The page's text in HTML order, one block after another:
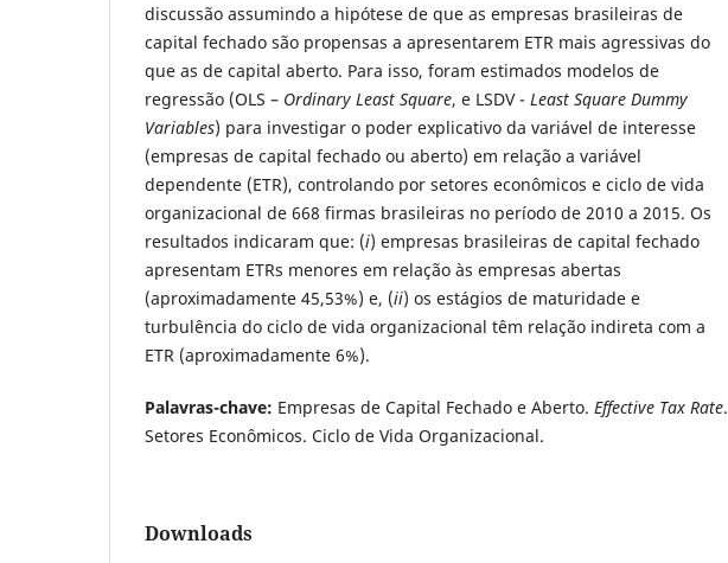
discussão assumindo a hipótese de que as empresas brasileiras de
capital fechado são propensas a apresentarem ETR mais agressivas do
que as de capital aberto. Para isso, foram estimados modelos de
regressão (OLS – Ordinary Least Square, e LSDV - Least Square Dummy
Variables) para investigar o poder explicativo da variável de interesse
(empresas de capital fechado ou aberto) em relação a variável
dependente (ETR), controlando por setores econômicos e ciclo de vida
organizacional de 668 firmas brasileiras no período de 2010 a 2015. Os
resultados indicaram que: (i) empresas brasileiras de capital fechado
apresentam ETRs menores em relação às empresas abertas
(aproximadamente 45,53%) e, (ii) os estágios de maturidade e
turbulência do ciclo de vida organizacional têm relação indireta com a
ETR (aproximadamente 6%).
Palavras-chave: Empresas de Capital Fechado e Aberto. Effective Tax Rate.
Setores Econômicos. Ciclo de Vida Organizacional.
Downloads